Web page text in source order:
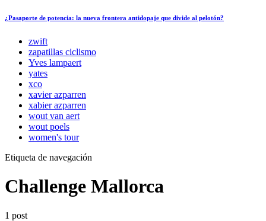
¿Pasaporte de potencia: la nueva frontera antidopaje que divide al pelotón?
zwift
zapatillas ciclismo
Yves lampaert
yates
xco
xavier azparren
xabier azparren
wout van aert
wout poels
women's tour
Etiqueta de navegación
Challenge Mallorca
1 post